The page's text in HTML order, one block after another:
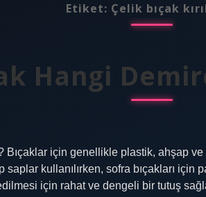
Etiket: Çelik bıçak
Hangi
Bıçaklar için genellikle plastik, ahşap
saplar kullanılırken, sofra bıçakları için
için rahat ve dengeli bir tutuş